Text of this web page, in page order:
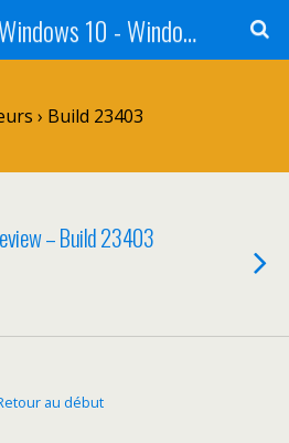
Windows 11 - Windows 10 - Windows 8 - Windows 7 - VISTA
› Build 23403
– Build 23403
au début